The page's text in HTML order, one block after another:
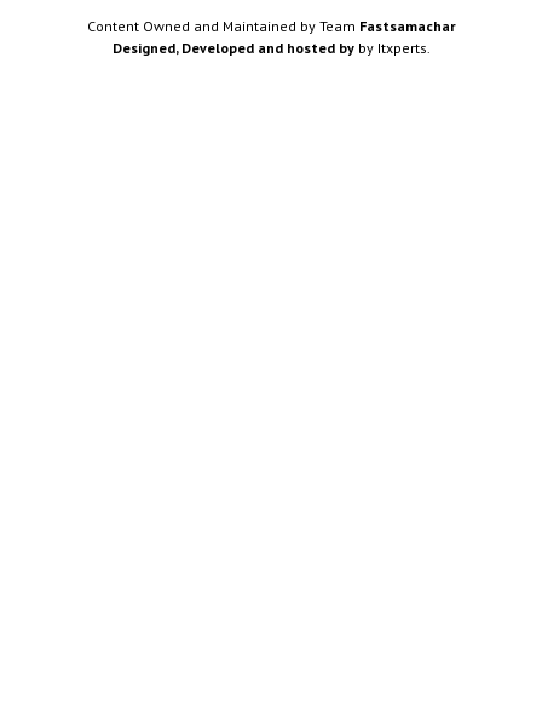
Content Owned and Maintained by Team Fastsamachar
Designed, Developed and hosted byby Itxperts.